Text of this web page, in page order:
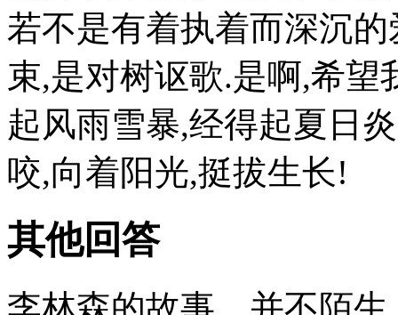
若不是有着执着而深沉
束,是对树讴歌.是啊,希望
起风雨雪暴,经得起夏日
咬,向着阳光,挺拔生长!
其他回答
李林森的故事，并不陌